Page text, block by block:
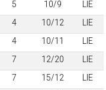
5 10/9
LIE
4 10/12
LIE
4 10/11
LIE
7 12/20
LIE
7 15/12
LIE